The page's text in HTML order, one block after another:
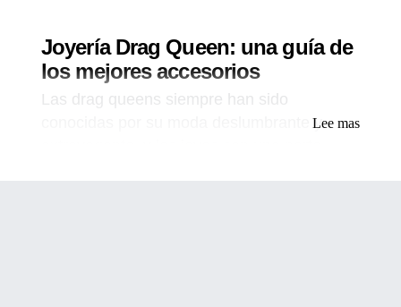
Joyería Drag Queen: una guía de
los mejores accesorios
Las drag queens siempre han sido
conocidas por su moda deslumbrante yLee mas